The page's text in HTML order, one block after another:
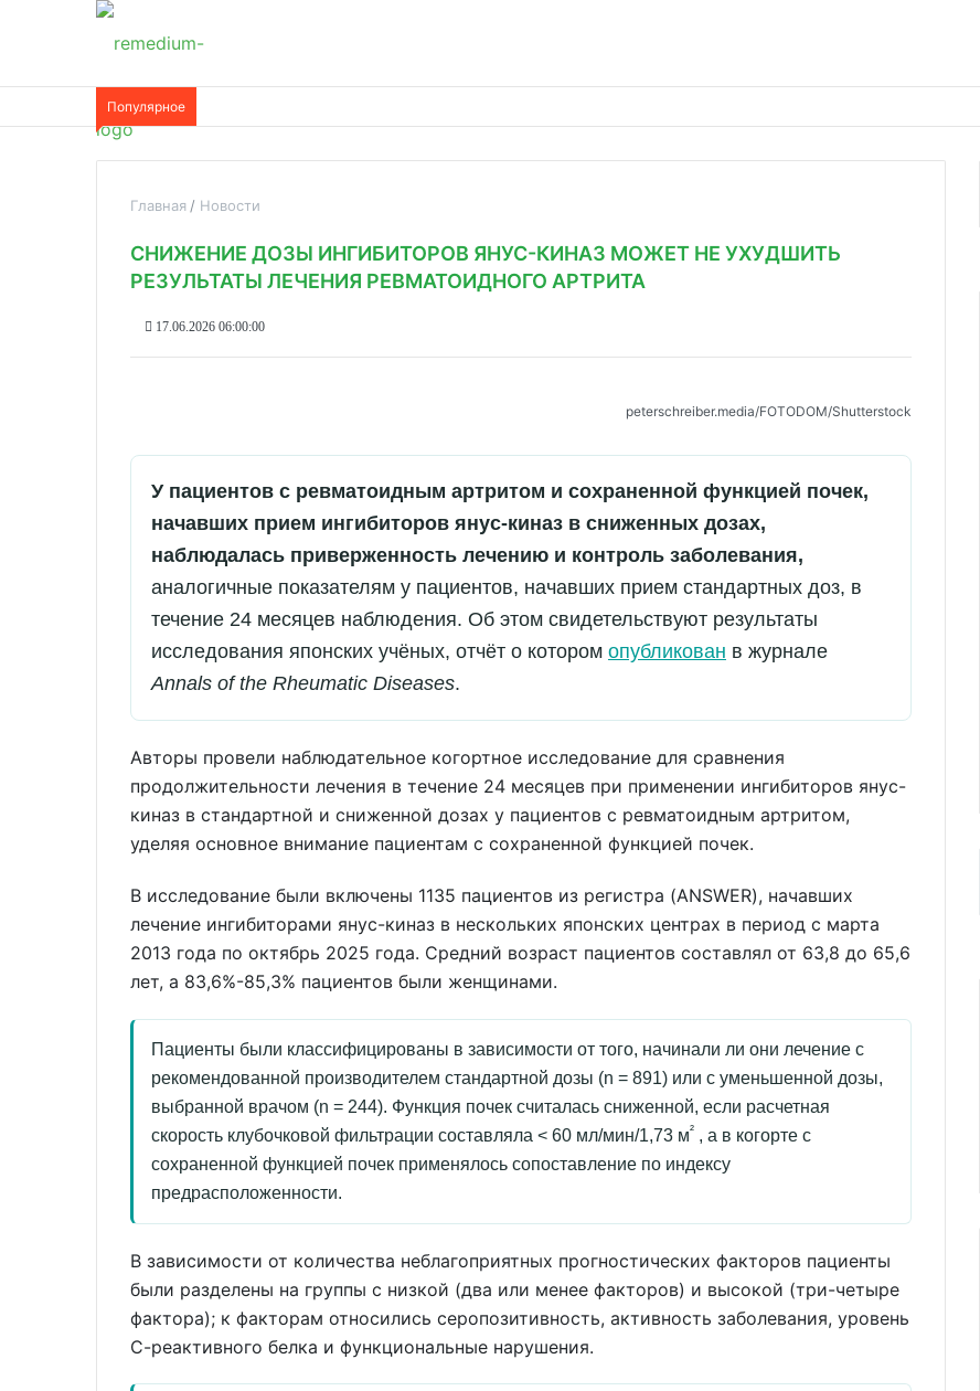
Популярное
Главная Новости
СНИЖЕНИЕ ДОЗЫ ИНГИБИТОРОВ ЯНУС-КИНАЗ МОЖЕТ НЕ УХУДШИТЬ
РЕЗУЛЬТАТЫ ЛЕЧЕНИЯ РЕВМАТОИДНОГО АРТРИТА
17.06.2026 06:00:00
peterschreiber.media/FOTODOM/Shutterstoсk
У пациентов с ревматоидным артритом и сохраненной функцией почек,
начавших прием ингибиторов янус-киназ в сниженных дозах,
наблюдалась приверженность лечению и контроль заболевания,
аналогичные показателям у пациентов, начавших прием стандартных доз, в
течение 24 месяцев наблюдения. Об этом свидетельствуют результаты
исследования японских учёных, отчёт о котором опубликован в журнале
Annals of the Rheumatic Diseases.
Авторы провели наблюдательное когортное исследование для сравнения
продолжительности лечения в течение 24 месяцев при применении ингибиторов янус-
киназ в стандартной и сниженной дозах у пациентов с ревматоидным артритом,
уделяя основное внимание пациентам с сохраненной функцией почек.
В исследование были включены 1135 пациентов из регистра (ANSWER), начавших
лечение ингибиторами янус-киназ в нескольких японских центрах в период с марта
2013 года по октябрь 2025 года. Средний возраст пациентов составлял от 63,8 до 65,6
лет, а 83,6%-85,3% пациентов были женщинами.
Пациенты были классифицированы в зависимости от того, начинали ли они лечение с
рекомендованной производителем стандартной дозы (n = 891) или с уменьшенной дозы,
выбранной врачом (n = 244). Функция почек считалась сниженной, если расчетная
скорость клубочковой фильтрации составляла < 60 мл/мин/1,73 м² , а в когорте с
сохраненной функцией почек применялось сопоставление по индексу
предрасположенности.
В зависимости от количества неблагоприятных прогностических факторов пациенты
были разделены на группы с низкой (два или менее факторов) и высокой (три-четыре
фактора); к факторам относились серопозитивность, активность заболевания, уровень
С-реактивного белка и функциональные нарушения.